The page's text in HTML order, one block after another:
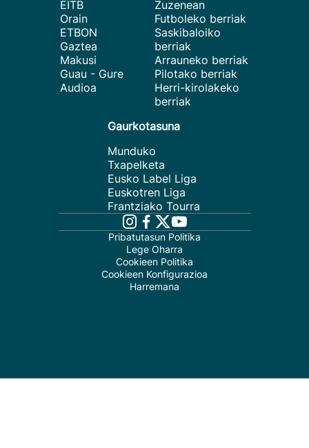
EITB
Orain
ETBON
Gaztea
Makusi
Guau - Gure
Audioa
Zuzenean
Futboleko berriak
Saskibaloiko
berriak
Arrauneko berriak
Pilotako berriak
Herri-kirolakeko
berriak
Gaurkotasuna
Munduko
Txapelketa
Eusko Label Liga
Euskotren Liga
Frantziako Tourra
Pribatutasun Politika
Lege Oharra
Cookieen Politika
Cookieen Konfigurazioa
Harremana